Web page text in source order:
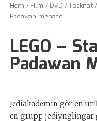
Hem / Film / DVD /Tecknat/
Padawan menace
LEGO –
Padawan
Jediakademin gör en
en grupp jediynglingar